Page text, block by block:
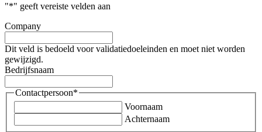
"*" geeft vereiste velden aan
Company
Dit veld is bedoeld voor validatiedoeleinden en moet niet worden
gewijzigd.
Bedrijfsnaam
Contactpersoon*
Voornaam
Achternaam